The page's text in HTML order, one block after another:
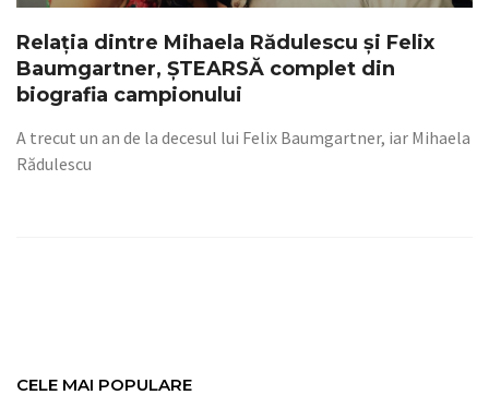
Relația dintre Mihaela Rădulescu și Felix
Baumgartner, ȘTEARSĂ complet din
biografia campionului
A trecut un an de la decesul lui Felix Baumgartner, iar Mihaela
Rădulescu
CELE MAI POPULARE